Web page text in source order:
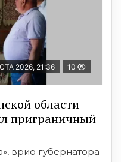
2026, 21:36 10
области
приграничный
врио губернатора